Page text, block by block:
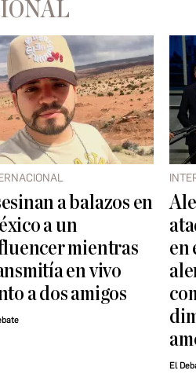
a balazos en
a un
mientras
en vivo
a dos amigos
en
El